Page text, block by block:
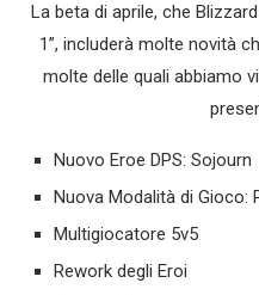
La beta di aprile, che
1”, includerà molte novità
molte delle quali abbiamo
Nuovo Eroe DPS: Sojourn
Nuova Modalità di Gioco:
Multigiocatore 5v5
Rework degli Eroi